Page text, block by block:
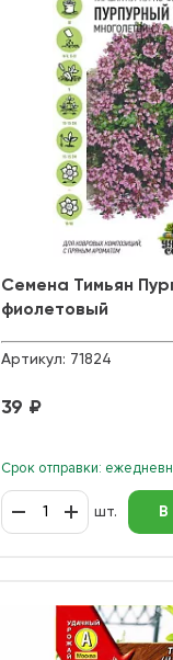
Семена Тимьян
фиолетовый
Артикул: 71824
39 ₽
Срок отправки:
шт. В